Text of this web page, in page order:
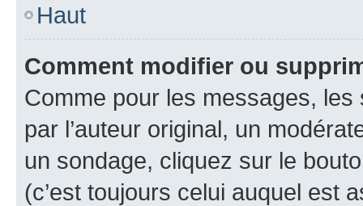
Haut
Comment modifier ou
Comme pour les messages,
par l’auteur original, un
un sondage, cliquez sur le
(c’est toujours celui auquel est